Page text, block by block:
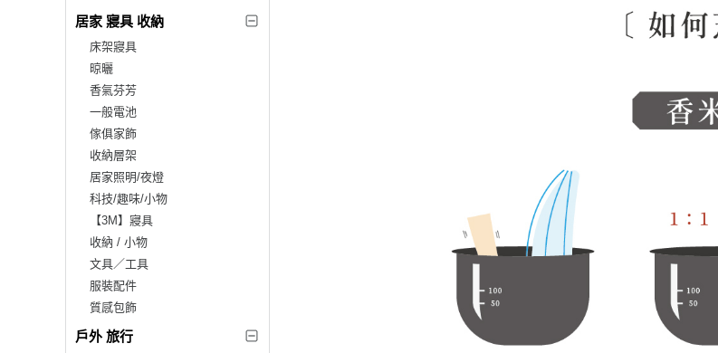
居家 寢具 收納
床架寢具
晾曬
香氣芬芳
一般電池
傢俱家飾
收納層架
居家照明/夜燈
科技/趣味/小物
【3M】寢具
收納 / 小物
文具／工具
服裝配件
質感包飾
戶外 旅行